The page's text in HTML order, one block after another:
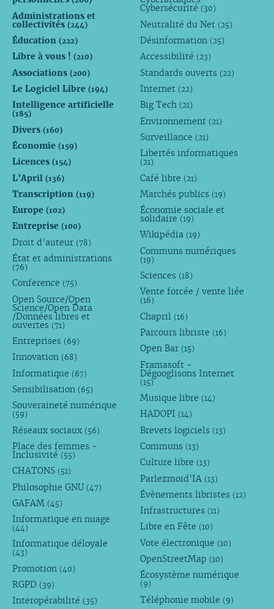
Administrations et
collectivités (244)
Éducation (222)
Libre à vous ! (210)
Associations (200)
Le Logiciel Libre (194)
Intelligence artificielle
(185)
Divers (160)
Économie (159)
Licences (154)
L’April (136)
Transcription (119)
Europe (102)
Entreprise (100)
Droit d’auteur (78)
État et administrations
(76)
Conference (75)
Open Source/Open
Science/Open Data
/Données libres et
ouvertes (71)
Entreprises (69)
Innovation (68)
Informatique (67)
Sensibilisation (65)
Souveraineté numérique
(59)
Réseaux sociaux (56)
Place des femmes -
Inclusivité (55)
CHATONS (51)
Philosophie GNU (47)
GAFAM (45)
Informatique en nuage
(44)
Informatique déloyale
(43)
Promotion (40)
RGPD (39)
Interopérabilité (35)
Cybersécurité (30)
Neutralité du Net (25)
Désinformation (25)
Accessibilité (23)
Standards ouverts (22)
Internet (22)
Big Tech (21)
Environnement (21)
Surveillance (21)
Libertés informatiques
(21)
Café libre (21)
Marchés publics (19)
Économie sociale et
solidaire (19)
Wikipédia (19)
Communs numériques
(19)
Sciences (18)
Vente forcée / vente liée
(16)
Chapril (16)
Parcours libriste (16)
Open Bar (15)
Framasoft -
Dégooglisons Internet
(15)
Musique libre (14)
HADOPI (14)
Brevets logiciels (13)
Communs (13)
Culture libre (13)
Parlezmoid’IA (13)
Évènements libristes (12)
Infrastructures (11)
Libre en Fête (10)
Vote électronique (10)
OpenStreetMap (10)
Écosystème numérique
(9)
Téléphonie mobile (9)